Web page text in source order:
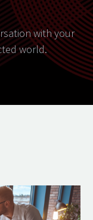
with your
world.